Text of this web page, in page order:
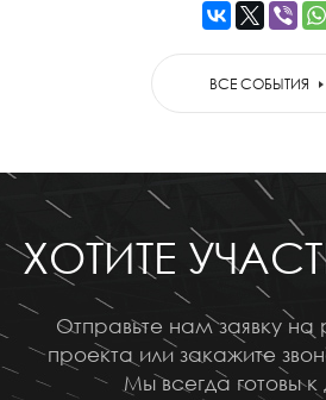
ВСЕ СОБЫТИЯ
ХОТИТЕ
Отправьте нам заявку
проекта или закажите
Мы всегда готовы к